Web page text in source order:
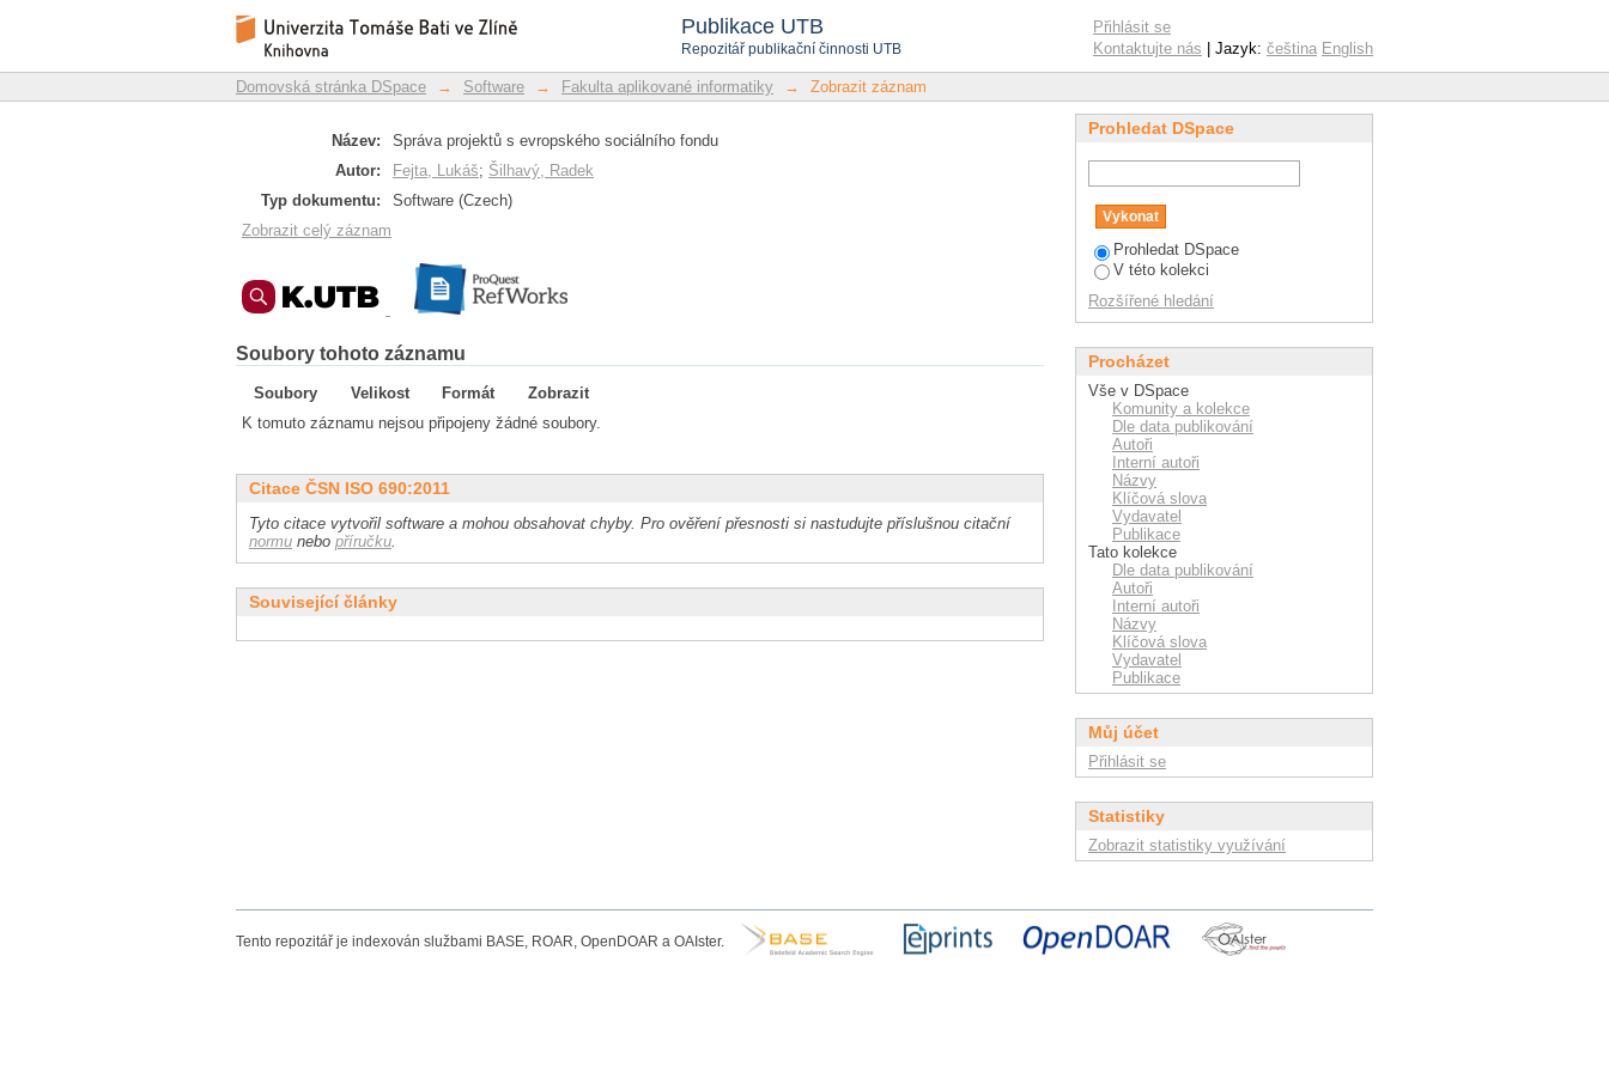
Publikace UTB
Repozitář publikační činnosti UTB
Správa projektů s evropského sociálního fondu
Repozitář DSpace/Manakin
Přihlásit se
Kontaktujte nás | Jazyk: čeština English
Domovská stránka DSpace → Software → Fakulta aplikované informatiky → Zobrazit záznam
Název:
Správa projektů s evropského sociálního fondu
Autor:
Fejta, Lukáš; Šilhavý, Radek
Typ dokumentu:
Software (Czech)
Zobrazit celý záznam
Soubory tohoto záznamu
Soubory Velikost Formát
Zobrazit
K tomuto záznamu nejsou připojeny žádné soubory.
Citace ČSN ISO 690:2011
Tyto citace vytvořil software a mohou obsahovat chyby. Pro ověření přesnosti si nastudujte příslušnou citační
normu nebo příručku.
Související články
Prohledat DSpace
Prohledat DSpace
V této kolekci
Rozšířené hledání
Procházet
Vše v DSpace
Komunity a kolekce
Dle data publikování
Autoři
Interní autoři
Názvy
Klíčová slova
Vydavatel
Publikace
Tato kolekce
Dle data publikování
Autoři
Interní autoři
Názvy
Klíčová slova
Vydavatel
Publikace
Můj účet
Přihlásit se
Statistiky
Zobrazit statistiky využívání
Tento repozitář je indexován službami BASE, ROAR, OpenDOAR a OAIster.